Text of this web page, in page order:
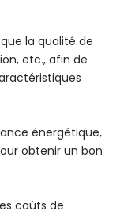
la qualité de
etc., afin de
énergétique,
obtenir un bon
coûts de